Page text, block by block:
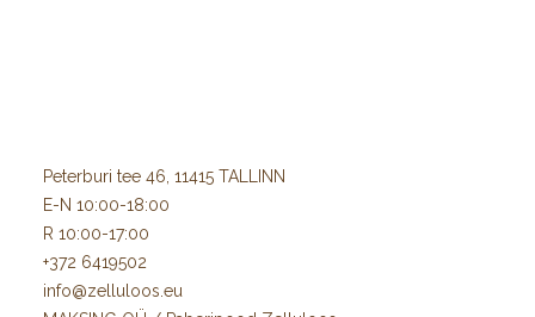
Peterburi tee 46, 11415 TALLINN
E-N 10:00-18:00
R 10:00-17:00
+372 6419502
info@zelluloos.eu